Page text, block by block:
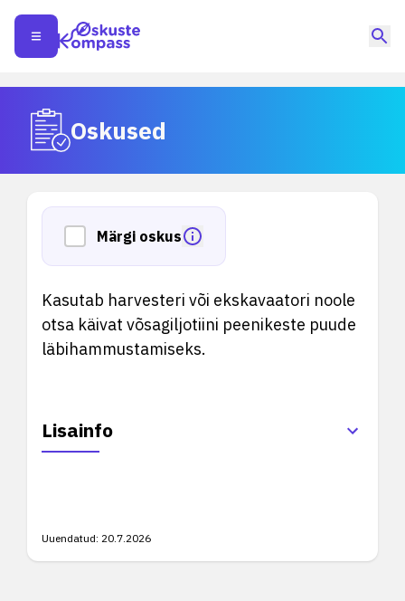
Oskused
Märgi oskus
Kasutab harvesteri või ekskavaatori noole
otsa käivat võsagiljotiini peenikeste puude
läbihammustamiseks.
Lisainfo
Uuendatud: 20.7.2026